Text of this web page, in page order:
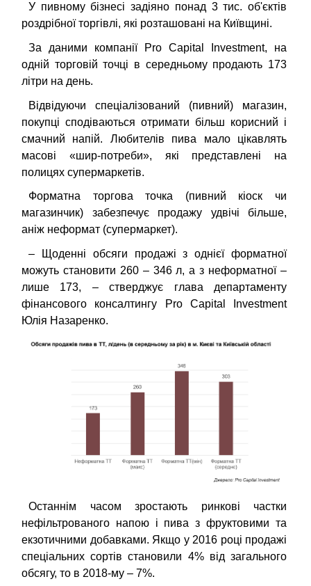
У пивному бізнесі задіяно понад 3 тис. об'єктів
роздрібної торгівлі, які розташовані на Київщині.
За даними компанії Pro Capital Investment, на
одній торговій точці в середньому продають 173
літри на день.
Відвідуючи спеціалізований (пивний) магазин,
покупці сподіваються отримати більш корисний і
смачний напій. Любителів пива мало цікавлять
масові «шир-потреби», які представлені на
полицях супермаркетів.
Форматна торгова точка (пивний кіоск чи
магазинчик) забезпечує продажу удвічі більше,
аніж неформат (супермаркет).
–
Щоденні обсяги продажі з однієї форматної
можуть становити 260 – 346 л, а з неформатної –
лише 173,
–стверджує глава департаменту
фінансового консалтингу Pro Capital Investment
Юлія Назаренко.
Останнім часом зростають ринкові частки
нефільтрованого напою і пива з фруктовими та
екзотичними добавками. Якщо у 2016 році продажі
спеціальних сортів становили 4% від загального
обсягу, то в 2018-му – 7%.